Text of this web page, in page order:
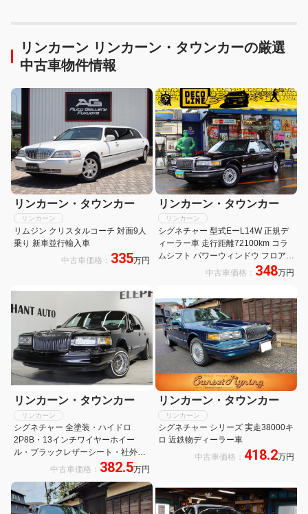
リンカーン リンカーン・タウンカーの厳選
中古車物件情報
リンカーン・タウンカー
リンカーン
リムジン クリスタルコーチ 対面9人
乗り 新車並行輸入車
中古車価格： 335万円
リンカーン・タウンカー
リンカーン
シグネチャー 型式EーL14W 正規デ
ィーラー車 走行距離72100km コラ
ムシフト パワーウィンドウ フロアマ
ット 15インチ純正アルミホイール
整備記録簿付 取扱説明書付 整備点検
中古車価格： 348万円
リンカーン・タウンカー
リンカーン
シグネチャー 全塗装・ハイドロ
2P8B・13インチワイヤーホイー
ル・ブラックレザーシート・社外7
インチナビ・オートエアコン・パワ
ラムシフト
中古車価格： 382.5万円
リンカーン・タウンカー
リンカーン
シグネチャー シリーズ 実走38000キ
ロ 近鉄物ディーラー車
中古車価格： 418.2万円